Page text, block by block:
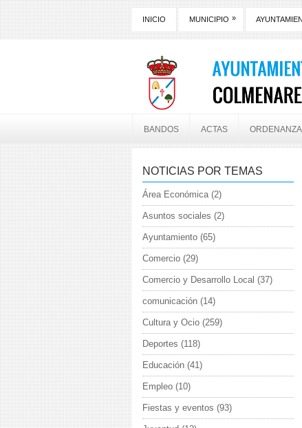
INICIO MUNICIPIO »
BANDOS ACTAS
NOTICIAS POR TEMAS
Área Económica(2)
Asuntos sociales (2)
Ayuntamiento (65)
Comercio (29)
Comercio y Desarrollo Local (37)
comunicación (14)
Cultura y Ocio (259)
Deportes (118)
Educación (41)
Empleo (10)
Fiestas y eventos (93)